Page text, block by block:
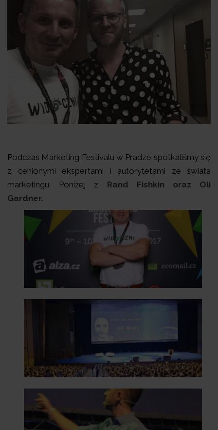
Podczas Marketing Festivalu w Pradze spotkaliśmy się
z cenionymi ekspertami i autorytetami ze świata
marketingu. Poniżej z
Rand Fishkin oraz Oli
Gardner.